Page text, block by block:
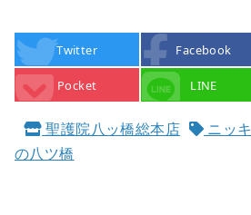
Twitter Facebook
Pocket LINE
聖護院八ッ橋総本店 ニッキ
の八ツ橋